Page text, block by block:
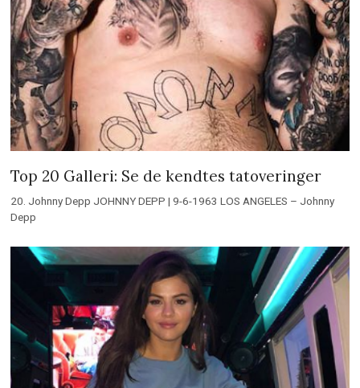
Top 20 Galleri: Se de kendtes tatoveringer
20. Johnny Depp JOHNNY DEPP | 9-6-1963 LOS ANGELES – Johnny
Depp